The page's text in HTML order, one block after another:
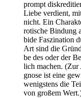
prompt
Lie­be ver­dient,
nicht. Ein
ro­ti­sche Bin­dung
bi­de Fas­zi­na­ti­on
Art sind die
be des oder der
lich machen.
gno­se ist eine
wenigs­tens die
von gro­ßem